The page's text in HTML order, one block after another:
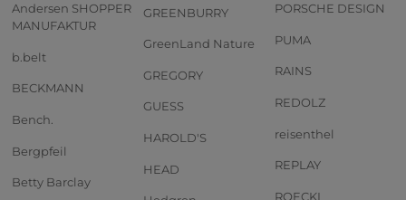
Andersen SHOPPER
MANUFAKTUR
b.belt
BECKMANN
Bench.
Bergpfeil
Betty Barclay
GREENBURRY
GreenLand Nature
GREGORY
GUESS
HAROLD'S
HEAD
PORSCHE DESIGN
PUMA
RAINS
REDOLZ
reisenthel
REPLAY
ROECKL